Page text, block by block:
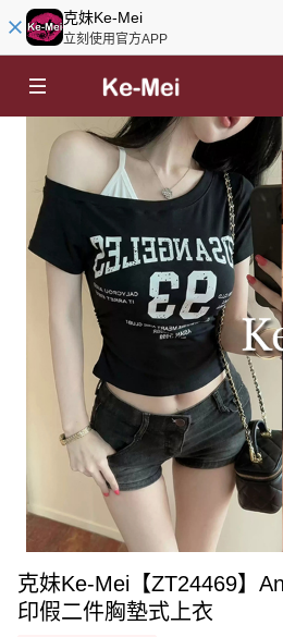
克妹Ke-Mei
立刻使用官方APP
克妹Ke-Mei【ZT24469】
印假二件胸墊式上衣